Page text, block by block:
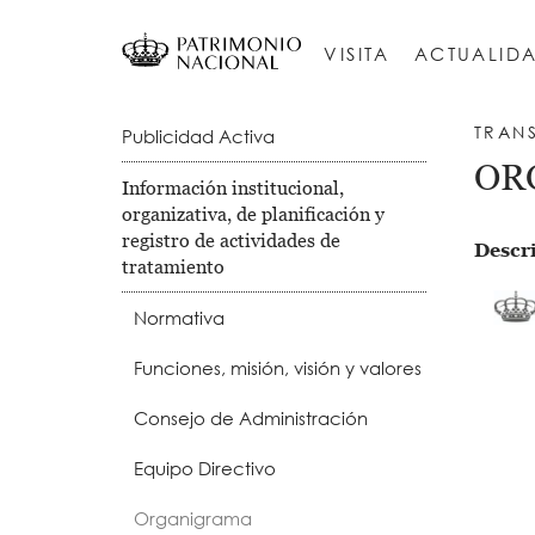
VISITA
Main
navigation
-
Transparencia
Publicidad Activa
Información institucional,
organizativa, de planificación y
registro de actividades de
tratamiento
Normativa
Funciones, misión, visión y valores
Consejo de Administración
Equipo Directivo
Organigrama